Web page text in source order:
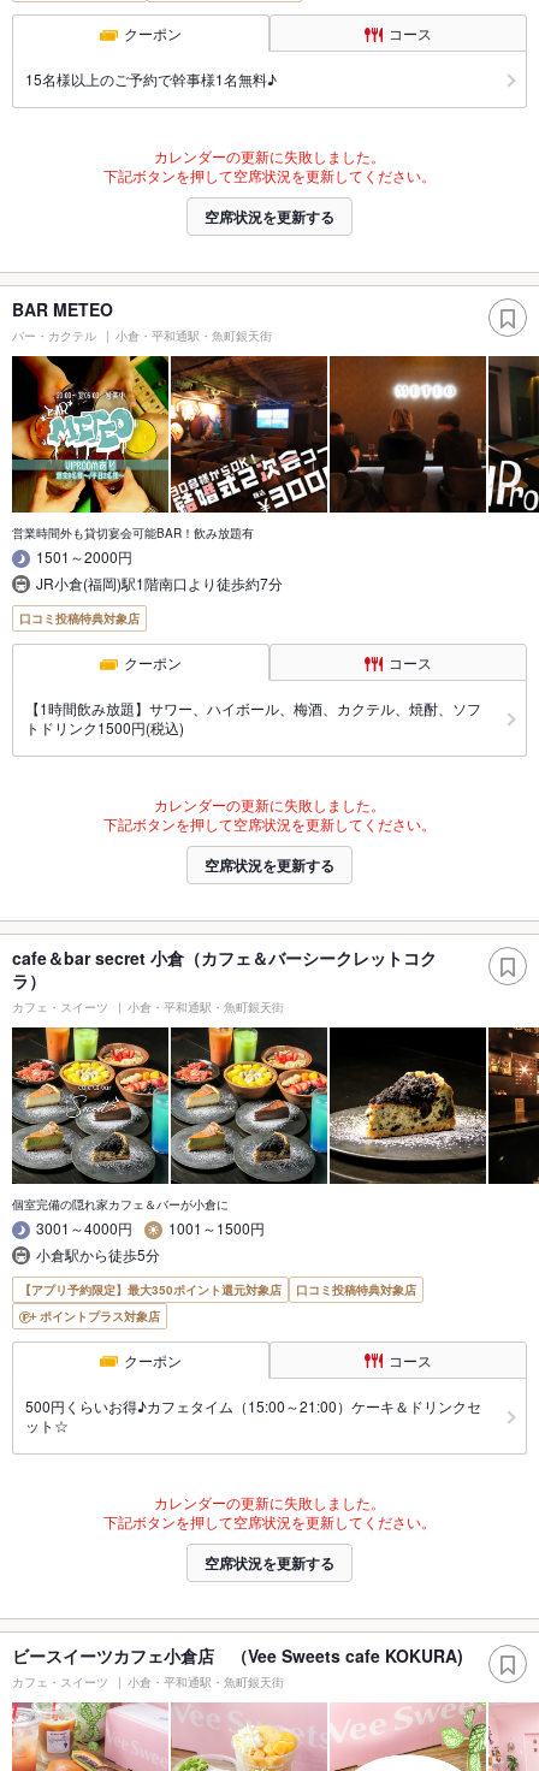
クーポン コース
15名様以上のご予約で幹事様1名無料♪
カレンダーの更新に失敗しました。
下記ボタンを押して空席状況を更新してください。
空席状況を更新する
BAR METEO
バー・カクテル 小倉・平和通駅・魚町銀天街
営業時間外も貸切宴会可能BAR！飲み放題有
1501～2000円
JR小倉(福岡)駅1階南口より徒歩約7分
口コミ投稿特典対象店
クーポン コース
【1時間飲み放題】サワー、ハイボール、梅酒、カクテル、焼酎、ソフ
トドリンク1500円(税込)
カレンダーの更新に失敗しました。
下記ボタンを押して空席状況を更新してください。
空席状況を更新する
cafe＆bar secret 小倉（カフェ＆バーシークレットコク
ラ）
カフェ・スイーツ 小倉・平和通駅・魚町銀天街
個室完備の隠れ家カフェ＆バーが小倉に
3001～4000円
1001～1500円
小倉駅から徒歩5分
【アプリ予約限定】最大350ポイント還元対象店
口コミ投稿特典対象店
ポイントプラス対象店
クーポン コース
500円くらいお得♪カフェタイム（15:00～21:00）ケーキ＆ドリンクセ
ット☆
カレンダーの更新に失敗しました。
下記ボタンを押して空席状況を更新してください。
空席状況を更新する
ビースイーツカフェ小倉店 （Vee Sweets cafe KOKURA)
カフェ・スイーツ 小倉・平和通駅・魚町銀天街